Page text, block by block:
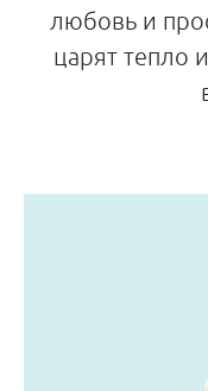
любовь и
царят тепло